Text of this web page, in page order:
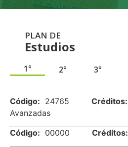
PLAN DE
Estudios
1° 2° 3°
Código: 24765 Créditos:
Avanzadas
Código: 00000 Créditos: